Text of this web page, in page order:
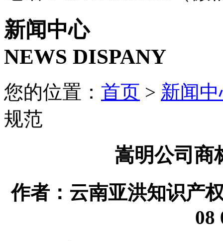
新闻中心
NEWS DISPANY
您的位置： 首页 > 新闻
规范
嵩明公司商
作者：云南亚洪知识产
08